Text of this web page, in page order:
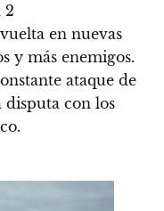
2
en nuevas
y más enemigos.
ataque de
disputa con los